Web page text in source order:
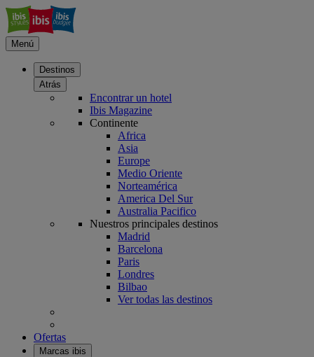
Menú
Destinos
Atrás
Encontrar un hotel
Ibis Magazine
Continente
Africa
Asia
Europe
Medio Oriente
Norteamérica
America Del Sur
Australia Pacifico
Nuestros principales destinos
Madrid
Barcelona
Paris
Londres
Bilbao
Ver todas las destinos
Ofertas
Marcas ibis